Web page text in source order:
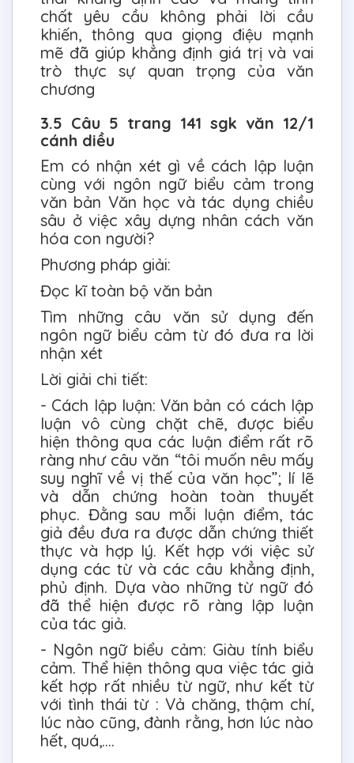
chất yêu cầu không phải lời cầu
khiến, thông qua giọng điệu mạnh
mẽ đã giúp khẳng định giá trị và vai
trò thực sự quan trọng của văn
chương
3.5 Câu 5 trang 141 sgk văn 12/1
cánh diều
Em có nhận xét gì về cách lập luận
cùng với ngôn ngữ biểu cảm trong
văn bản Văn học và tác dụng chiều
sâu ở việc xây dựng nhân cách văn
hóa con người?
Phương pháp giải:
Đọc kĩ toàn bộ văn bản
Tìm những câu văn sử dụng đến
ngôn ngữ biểu cảm từ đó đưa ra lời
nhận xét
Lời giải chi tiết:
- Cách lập luận: Văn bản có cách lập
luận vô cùng chặt chẽ, được biểu
hiện thông qua các luận điểm rất rõ
ràng như câu văn “tôi muốn nêu mấy
suy nghĩ về vị thế của văn học”; lí lẽ
và dẫn chứng hoàn toàn thuyết
phục. Đằng sau mỗi luận điểm, tác
giả đều đưa ra được dẫn chứng thiết
thực và hợp lý. Kết hợp với việc sử
dụng các từ và các câu khẳng định,
phủ định. Dựa vào những từ ngữ đó
đã thể hiện được rõ ràng lập luận
của tác giả.
- Ngôn ngữ biểu cảm: Giàu tính biểu
cảm. Thể hiện thông qua việc tác giả
kết hợp rất nhiều từ ngữ, như kết từ
với tình thái từ : Vả chăng, thậm chí,
lúc nào cũng, đành rằng, hơn lúc nào
hết, quá,….